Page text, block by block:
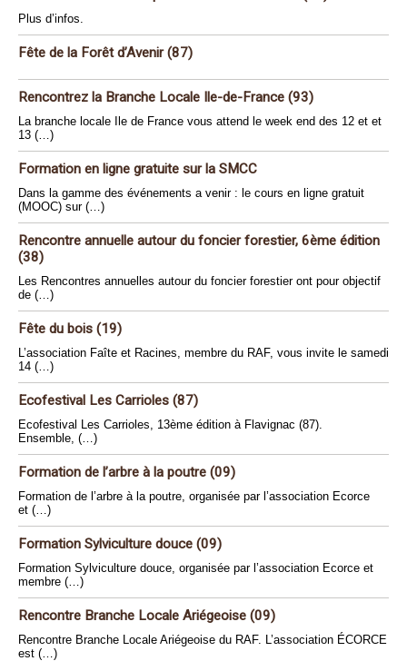
Plus d’infos.
Fête de la Forêt d’Avenir (87)
Rencontrez la Branche Locale Ile-de-France (93)
La branche locale Ile de France vous attend le week end des 12 et et
13 (…)
Formation en ligne gratuite sur la SMCC
Dans la gamme des événements a venir : le cours en ligne gratuit
(MOOC) sur (…)
Rencontre annuelle autour du foncier forestier, 6ème édition
(38)
Les Rencontres annuelles autour du foncier forestier ont pour objectif
de (…)
Fête du bois (19)
L’association Faîte et Racines, membre du RAF, vous invite le samedi
14 (…)
Ecofestival Les Carrioles (87)
Ecofestival Les Carrioles, 13ème édition à Flavignac (87).
Ensemble, (…)
Formation de l’arbre à la poutre (09)
Formation de l’arbre à la poutre, organisée par l’association Ecorce
et (…)
Formation Sylviculture douce (09)
Formation Sylviculture douce, organisée par l’association Ecorce et
membre (…)
Rencontre Branche Locale Ariégeoise (09)
Rencontre Branche Locale Ariégeoise du RAF. L’association ÉCORCE
est (…)